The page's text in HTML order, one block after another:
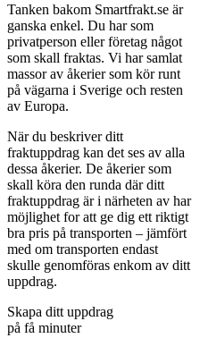
Tanken bakom Smartfrakt.se är
ganska enkel. Du har som
privatperson eller företag något
som skall fraktas. Vi har samlat
massor av åkerier som kör runt
på vägarna i Sverige och resten
av Europa.
När du beskriver ditt
fraktuppdrag kan det ses av alla
dessa åkerier. De åkerier som
skall köra den runda där ditt
fraktuppdrag är i närheten av har
möjlighet for att ge dig ett riktigt
bra pris på transporten – jämfört
med om transporten endast
skulle genomföras enkom av ditt
uppdrag.
Skapa ditt uppdrag
på få minuter